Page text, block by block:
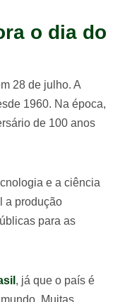
o dia do
28 de julho. A
1960. Na época,
de 100 anos
e a ciência
a produção
para as
, já que o país é
Muitas